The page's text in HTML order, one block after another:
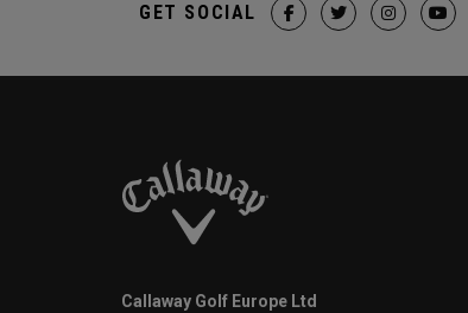
GET SOCIAL
Callaway Golf Europe Ltd